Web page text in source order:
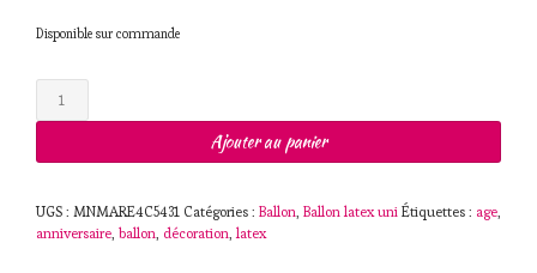
Disponible sur commande
Ajouter au panier
UGS : MNMARE4C5431 Catégories : Ballon, Ballon latex uni Étiquettes : age,
anniversaire, ballon, décoration,latex